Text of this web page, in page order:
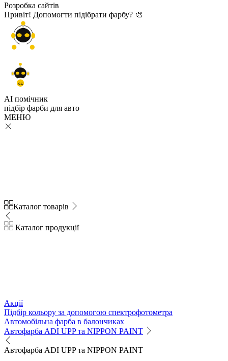
Розробка сайтів
Привіт! Допомогти підібрати фарбу? 🎨
GC
AI помічник
підбір фарби для авто
МЕНЮ
Каталог товарів
Каталог продукції
Акції
Підбір кольору за допомогою спектрофотометра
Автомобільна фарба в балончиках
Автофарба ADI UPP та NIPPON PAINT
Автофарба ADI UPP та NIPPON PAINT